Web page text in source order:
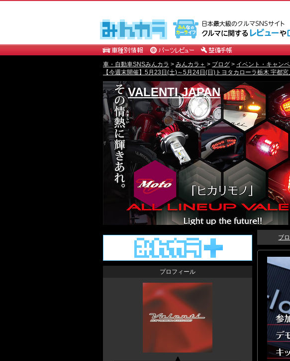
車・自動車SNSみんカラ > みんカラ＋ > ブログ > イベント・キャン
【今週末開催】5月23日(土)～5月24日(日)トヨタカローラ栃木 宇都
VALENTI JAPAN
ブ
プロフィール